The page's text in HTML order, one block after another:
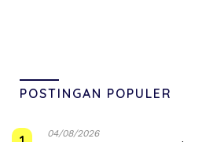
POSTINGAN POPULER
04/08/2026